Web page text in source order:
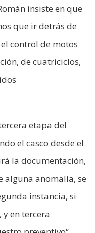
insiste en que
que ir detrás de
control de motos
de cuatriciclos,
etapa del
el casco desde el
la documentación,
alguna anomalía, se
instancia, si
en tercera